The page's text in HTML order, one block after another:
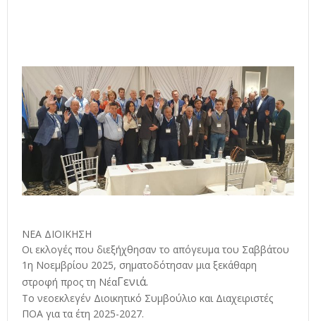
ΝΕΑ ΔΙΟΙΚΗΣΗ
Οι εκλογές που διεξήχθησαν το απόγευμα του Σαββάτου
1η Νοεμβρίου 2025, σηματοδότησαν μια ξεκάθαρη
στροφή προς τη ΝέαΓενιά.
Το νεοεκλεγέν Διοικητικό Συμβούλιο και Διαχειριστές
ΠΟΑ για τα έτη 2025-2027.